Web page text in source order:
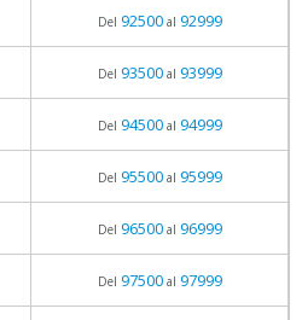
Del 92500al 92999
Del 93500al 93999
Del 94500al 94999
Del 95500al 95999
Del 96500al 96999
Del 97500al 97999